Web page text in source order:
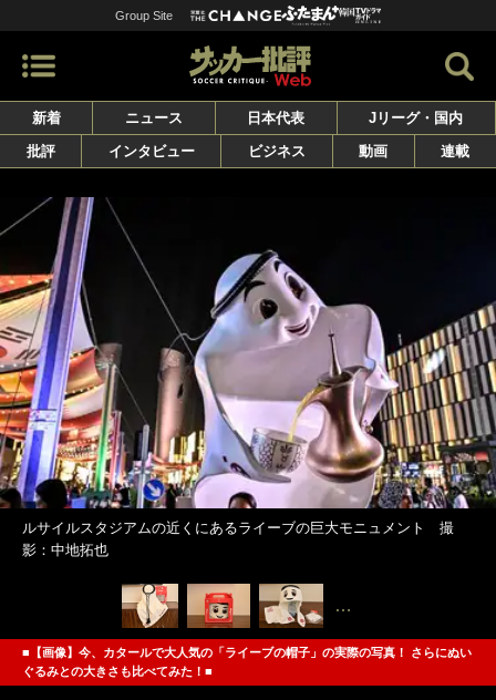
Group Site
新着 ニュース 日本代表
Jリーグ・国内
批評
インタビュー ビジネス 動画 連載
ルサイルスタジアムの近くにあるライーブの巨大モニュメント 撮
影：中地拓也
…
■【画像】今、カタールで大人気の「ライーブの帽子」の実際の写真！ さらにぬい
ぐるみとの大きさも比べてみた！■